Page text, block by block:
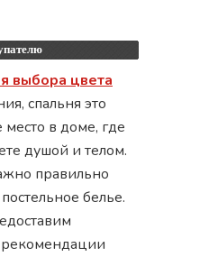
выбора цвета
спальня это
в доме, где
душой и телом.
правильно
белье.
рекомендации